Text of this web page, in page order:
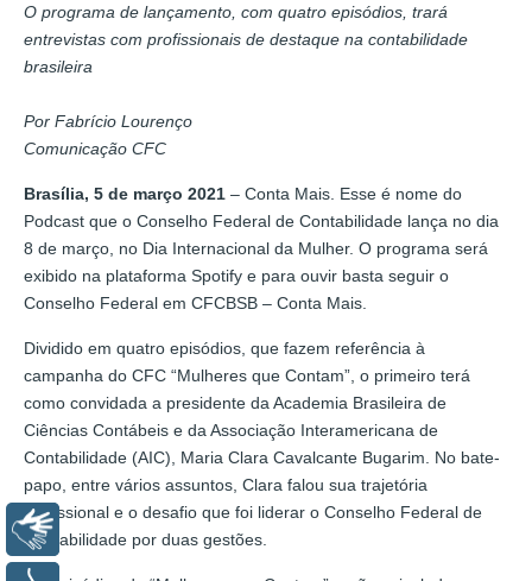
O programa de lançamento, com quatro episódios, trará
entrevistas com profissionais de destaque na contabilidade
brasileira
Por Fabrício Lourenço
Comunicação CFC
Brasília, 5 de março 2021 – Conta Mais. Esse é nome do
Podcast que o Conselho Federal de Contabilidade lança no dia
8 de março, no Dia Internacional da Mulher. O programa será
exibido na plataforma Spotify e para ouvir basta seguir o
Conselho Federal em CFCBSB – Conta Mais.
Dividido em quatro episódios, que fazem referência à
campanha do CFC “Mulheres que Contam”, o primeiro terá
como convidada a presidente da Academia Brasileira de
Ciências Contábeis e da Associação Interamericana de
Contabilidade (AIC), Maria Clara Cavalcante Bugarim. No bate-
papo, entre vários assuntos, Clara falou sua trajetória
profissional e o desafio que foi liderar o Conselho Federal de
Contabilidade por duas gestões.
Libras